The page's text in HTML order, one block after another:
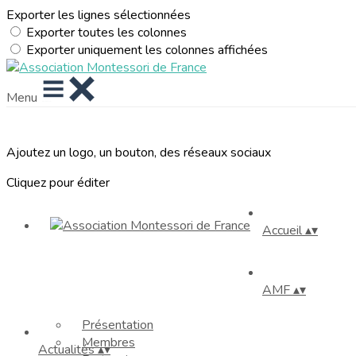
Exporter les lignes sélectionnées
Exporter toutes les colonnes
Exporter uniquement les colonnes affichées
Menu
Ajoutez un logo, un bouton, des réseaux sociaux
Cliquez pour éditer
Accueil▴▾
AMF▴▾
Présentation
Membres
Actualités▴▾